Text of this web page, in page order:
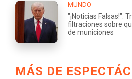
MUNDO
"¡Noticias Falsas!":
filtraciones sobre
de municiones
MÁS DE